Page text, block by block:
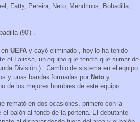
Fatty, Pereira; Neto, Mendrinos; Bobadilla,
(90') .
en UEFA y cayó eliminado , hoy lo ha tenido
el Larissa, un equipo que tendrá que sumar de
División ) . Cambio de sistema en el equipo
y unas bandas formadas por Neto y
de los mejores hombres de este equipo
remató en dos ocasiones, primero con la
balón al fondo de la porteria. El debutante